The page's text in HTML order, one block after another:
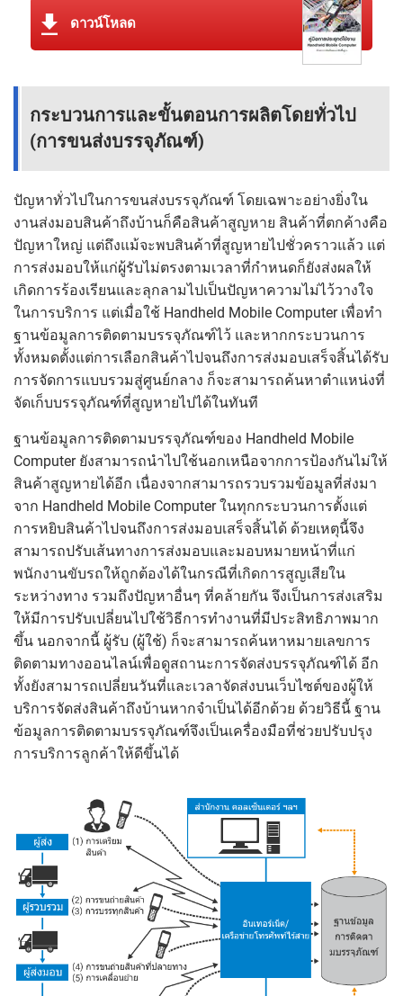
ดาวน์โหลด
กระบวนการและขั้นตอนการผลิตโดยทั่วไป
(การขนส่งบรรจุภัณฑ์)
ปัญหาทั่วไปในการขนส่งบรรจุภัณฑ์ โดยเฉพาะอย่างยิ่งใน
งานส่งมอบสินค้าถึงบ้านก็คือสินค้าสูญหาย สินค้าที่ตกค้างคือ
ปัญหาใหญ่ แต่ถึงแม้จะพบสินค้าที่สูญหายไปชั่วคราวแล้ว แต่
การส่งมอบให้แก่ผู้รับไม่ตรงตามเวลาที่กำหนดก็ยังส่งผลให้
เกิดการร้องเรียนและลุกลามไปเป็นปัญหาความไม่ไว้วางใจ
ในการบริการ แต่เมื่อใช้ Handheld Mobile Computer เพื่อทำ
ฐานข้อมูลการติดตามบรรจุภัณฑ์ไว้ และหากกระบวนการ
ทั้งหมดตั้งแต่การเลือกสินค้าไปจนถึงการส่งมอบเสร็จสิ้นได้รับ
การจัดการแบบรวมสู่ศูนย์กลาง ก็จะสามารถค้นหาตำแหน่งที่
จัดเก็บบรรจุภัณฑ์ที่สูญหายไปได้ในทันที
ฐานข้อมูลการติดตามบรรจุภัณฑ์ของ Handheld Mobile
Computer ยังสามารถนำไปใช้นอกเหนือจากการป้องกันไม่ให้
สินค้าสูญหายได้อีก เนื่องจากสามารถรวบรวมข้อมูลที่ส่งมา
จาก Handheld Mobile Computer ในทุกกระบวนการตั้งแต่
การหยิบสินค้าไปจนถึงการส่งมอบเสร็จสิ้นได้ ด้วยเหตุนี้จึง
สามารถปรับเส้นทางการส่งมอบและมอบหมายหน้าที่แก่
พนักงานขับรถให้ถูกต้องได้ในกรณีที่เกิดการสูญเสียใน
ระหว่างทาง รวมถึงปัญหาอื่นๆ ที่คล้ายกัน จึงเป็นการส่งเสริม
ให้มีการปรับเปลี่ยนไปใช้วิธีการทำงานที่มีประสิทธิภาพมาก
ขึ้น นอกจากนี้ ผู้รับ (ผู้ใช้) ก็จะสามารถค้นหาหมายเลขการ
ติดตามทางออนไลน์เพื่อดูสถานะการจัดส่งบรรจุภัณฑ์ได้ อีก
ทั้งยังสามารถเปลี่ยนวันที่และเวลาจัดส่งบนเว็บไซต์ของผู้ให้
บริการจัดส่งสินค้าถึงบ้านหากจำเป็นได้อีกด้วย ด้วยวิธีนี้ ฐาน
ข้อมูลการติดตามบรรจุภัณฑ์จึงเป็นเครื่องมือที่ช่วยปรับปรุง
การบริการลูกค้าให้ดีขึ้นได้